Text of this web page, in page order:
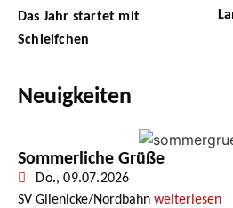
Das Jahr startet mit
Schleifchen
Neuigkeiten
Sommerliche Grüße
Do., 09.07.2026
SV Glienicke/Nordbahn weiterlesen